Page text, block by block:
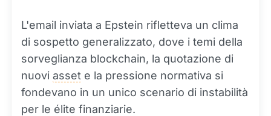
L'email inviata a Epstein rifletteva un clima
di sospetto generalizzato, dove i temi della
sorveglianza blockchain, la quotazione di
nuovi asset e la pressione normativa si
fondevano in un unico scenario di instabilità
per le élite finanziarie.